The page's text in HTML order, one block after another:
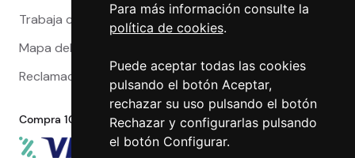
Para más información consulte la
política de cookies.
Puede aceptar todas las cookies
pulsando el botón Aceptar,
rechazar su uso pulsando el botón
Rechazar y configurarlas pulsando
el botón Configurar.
Trabaja con nosotros
Mapa del sitio
Reclamaciones
Compra 100% segura